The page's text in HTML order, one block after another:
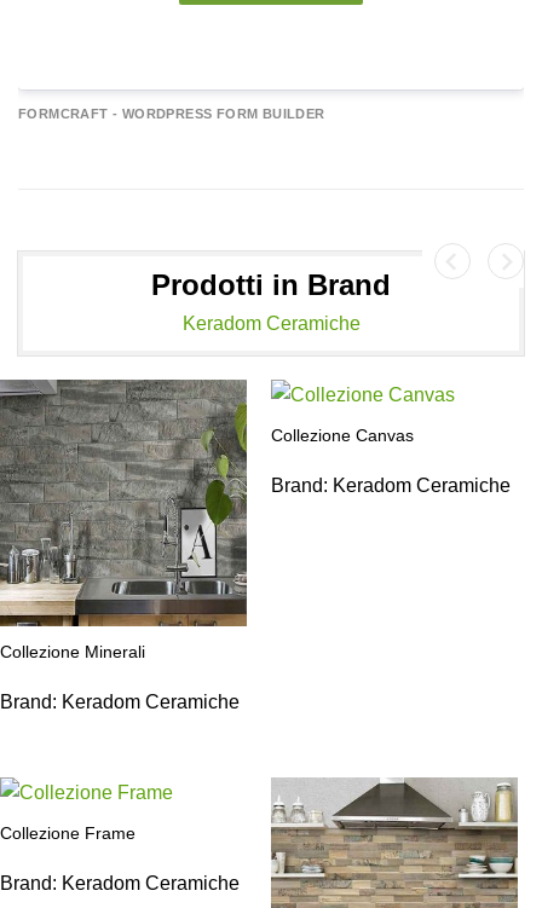
FORMCRAFT - WORDPRESS FORM BUILDER
Prodotti in Brand
Keradom Ceramiche
Collezione Minerali
Brand: Keradom Ceramiche
Collezione Canvas
Brand: Keradom Ceramiche
Collezione Frame
Brand: Keradom Ceramiche